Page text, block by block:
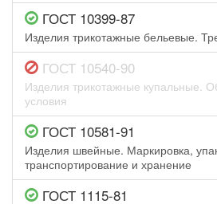
ГОСТ 10399-87
Изделия трикотажные бельевые.
ГОСТ 10540-90
Изделия трикотажные купальные.
условия
ГОСТ 10581-91
Изделия швейные. Маркировка,
транспортирование и хранение
ГОСТ 1115-81